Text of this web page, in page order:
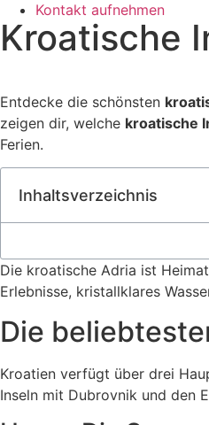
Kontakt aufnehmen
Kroatische
Entdecke die schönsten
zeigen dir, welche kroatische
Ferien.
Inhaltsverzeichnis
Die kroatische Adria ist
Erlebnisse, kristallklares
Die
Kroatien verfügt über drei
Inseln mit Dubrovnik und den